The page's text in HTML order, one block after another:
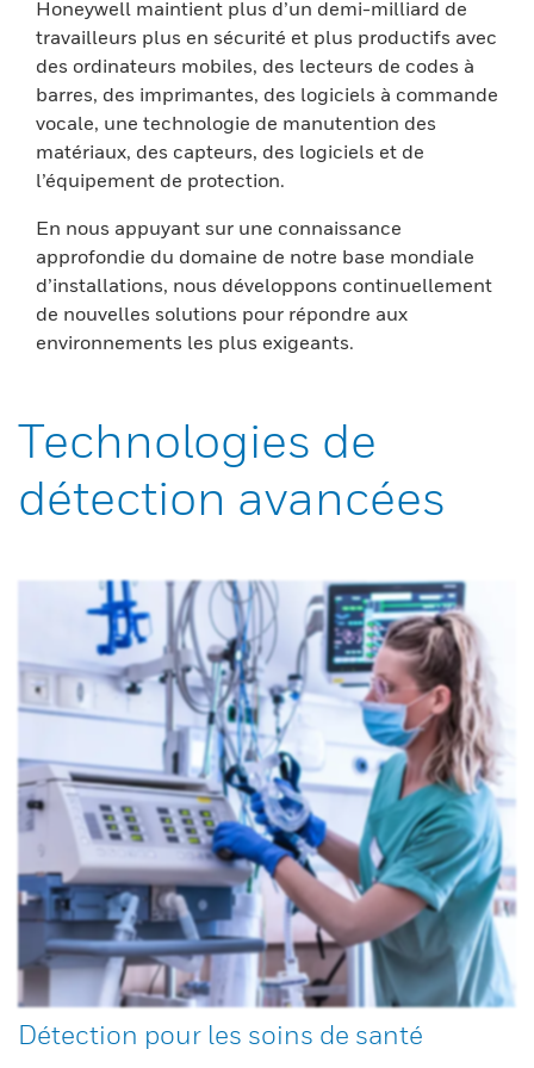
Honeywell maintient plus d’un demi-milliard de
travailleurs plus en sécurité et plus productifs avec
des ordinateurs mobiles, des lecteurs de codes à
barres, des imprimantes, des logiciels à commande
vocale, une technologie de manutention des
matériaux, des capteurs, des logiciels et de
l’équipement de protection.
En nous appuyant sur une connaissance
approfondie du domaine de notre base mondiale
d’installations, nous développons continuellement
de nouvelles solutions pour répondre aux
environnements les plus exigeants.
Technologies de
détection avancées
Détection pour les soins de santé